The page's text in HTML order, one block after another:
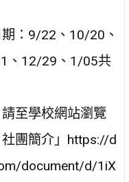
：9/22、10/20、
、12/29、1/05共
至學校網站瀏覽
社團簡介」https://d
document/d/1iX